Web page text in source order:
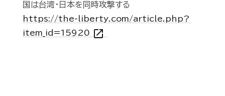
国は台湾・日本を同時攻撃する
https://the-liberty.com/article.php?
item_id=15920 open_in_new